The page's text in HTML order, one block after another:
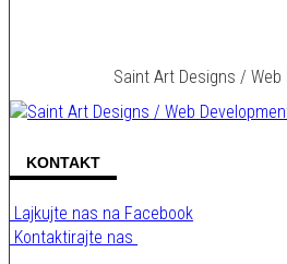
Saint Art Designs / Web
KONTAKT
Lajkujte nas na Facebook
Kontaktirajte nas